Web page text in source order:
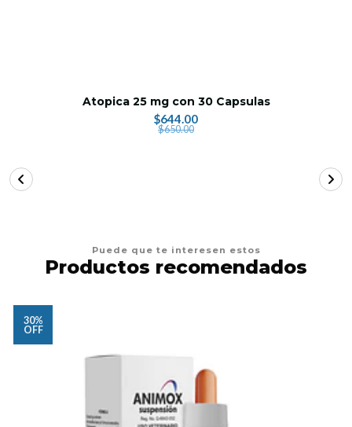
Atopica 25 mg con 30 Capsulas
$644.00
$650.00
Puede que te interesen estos
Productos recomendados
30%
OFF